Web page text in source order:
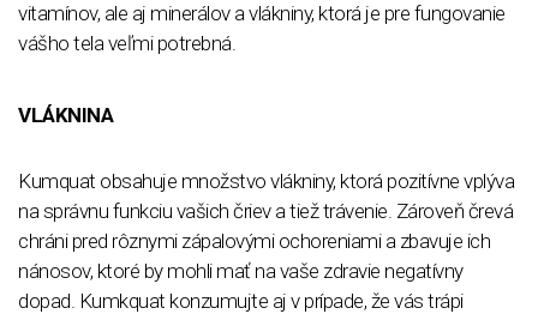
vitamínov, ale aj minerálov a vlákniny, ktorá je pre fungovanie
vášho tela veľmi potrebná.
VLÁKNINA
Kumquat obsahuje množstvo vlákniny, ktorá pozitívne vplýva
na správnu funkciu vašich čriev a tiež trávenie. Zároveň črevá
chráni pred rôznymi zápalovými ochoreniami a zbavuje ich
nánosov, ktoré by mohli mať na vaše zdravie negatívny
dopad. Kumkquat konzumujte aj v prípade, že vás trápi